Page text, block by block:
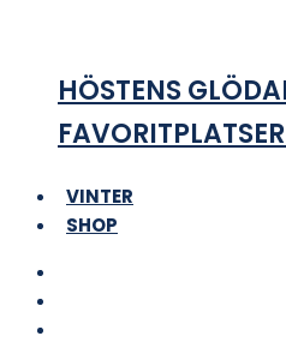
HÖSTENS
VINTER
SHOP